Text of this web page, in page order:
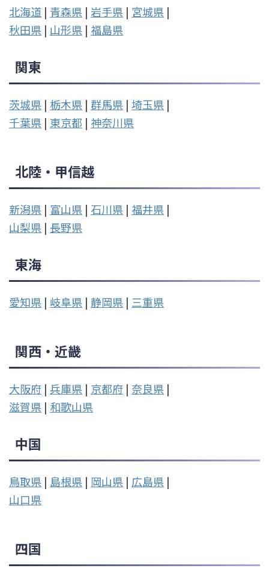
北海道 | 青森県 | 岩手県 | 宮城県 |
秋田県 | 山形県 | 福島県
関東
茨城県 | 栃木県 | 群馬県 | 埼玉県 |
千葉県 | 東京都 | 神奈川県
北陸・甲信越
新潟県 | 富山県 | 石川県 | 福井県 |
山梨県 | 長野県
東海
愛知県 | 岐阜県 | 静岡県 | 三重県
関西・近畿
大阪府 | 兵庫県 | 京都府 | 奈良県 |
滋賀県 | 和歌山県
中国
鳥取県 | 島根県 | 岡山県 | 広島県 |
山口県
四国